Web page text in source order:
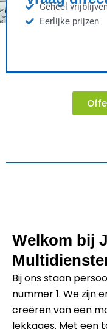
Geheel
Eerlijke prijzen
Welkom bij
Bij ons staan
nummer 1. We zijn
creëren van een
lekkages. Met een